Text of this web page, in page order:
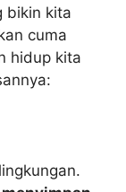
bikin kita
cuma
hidup kita